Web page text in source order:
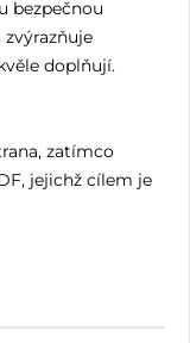
bezpečnou
doplňují.
zatímco
jejichž cílem je